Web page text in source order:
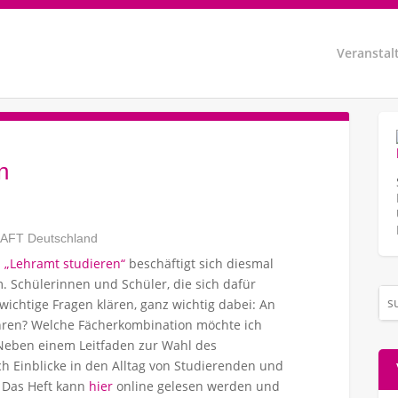
Deutschland
„Lehramt studieren“ beschäftigt sich diesmal
Schülerinnen und Schüler, die sich dafür
Fragen klären, ganz wichtig dabei: An
Welche Fächerkombination möchte ich
einem Leitfaden zur Wahl des
Einblicke in den Alltag von Studierenden und
Heft kann hier online gelesen werden und